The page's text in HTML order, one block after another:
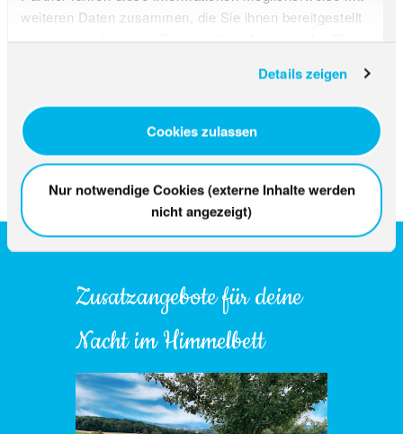
weiteren Daten zusammen, die Sie ihnen bereitgestellt
haben oder die sie im Rahmen Ihrer Nutzung der Dienste
Details zeigen
Cookies zulassen
Nur notwendige Cookies (externe Inhalte werden
nicht angezeigt)
inklusive Begrüssungs-Drink
Jetzt buchen
Zusatzangebote für deine
Nacht im Himmelbett